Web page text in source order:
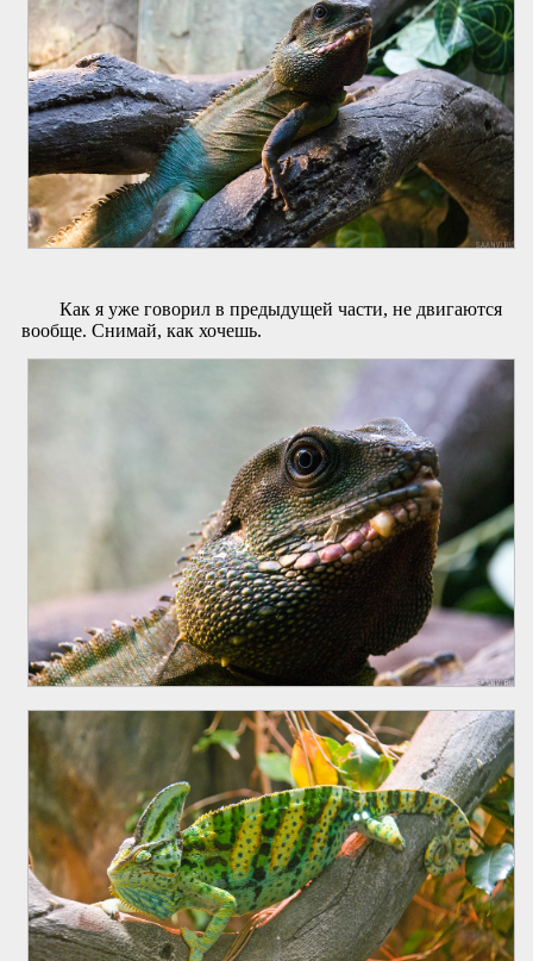
Как я уже говорил в предыдущей части, не двигаются
вообще. Снимай, как хочешь.